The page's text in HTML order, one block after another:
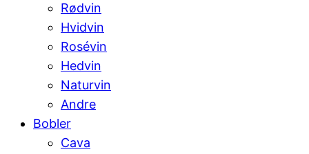
Rødvin
Hvidvin
Rosévin
Hedvin
Naturvin
Andre
Bobler
Cava